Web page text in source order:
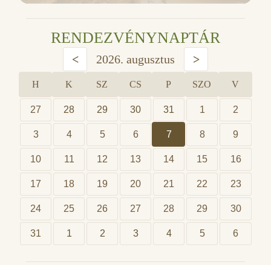
RENDEZVÉNYNAPTÁR
< 2026. augusztus >
H K SZ CS P SZO V
27 28 29 30 31 1 2
3 4 5 6 7 8 9
10 11 12 13 14 15 16
17 18 19 20 21 22 23
24 25 26 27 28 29 30
31 1 2 3 4 5 6